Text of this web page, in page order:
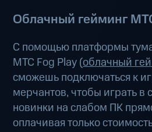
Облачный гейминг
С помощью платформы
МТС Fog Play (облачный
сможешь подключаться к
мерчантов, чтобы играть
новинки на слабом ПК
оплачивая только